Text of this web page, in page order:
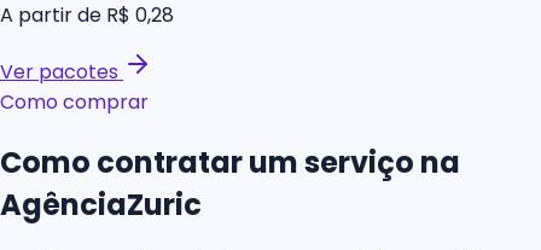
A partir de R$ 0,28
Ver pacotes
Como comprar
Como contratar um serviço na
AgênciaZuric